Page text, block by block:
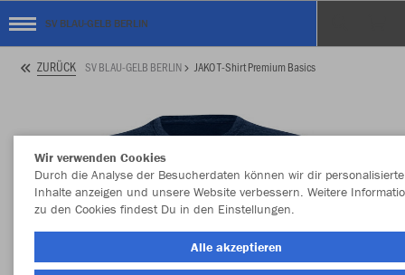
SV BLAU-GELB BERLIN
ZURÜCK SV BLAU-GELB BERLIN JAKO T-Shirt Premium Basics
Wir verwenden Cookies
Durch die Analyse der Besucherdaten können wir dir personalisierte
Inhalte anzeigen und unsere Website verbessern. Weitere
zu den Cookies findest Du in den Einstellungen.
Alle akzeptieren